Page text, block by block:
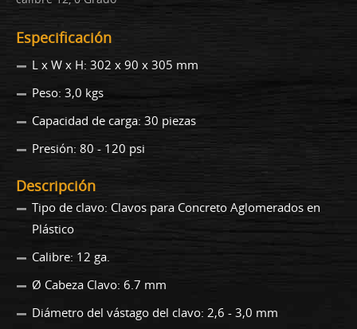
Especificación
L x W x H: 302 x 90 x 305 mm
Peso: 3,0 kgs
Capacidad de carga: 30 piezas
Presión: 80 - 120 psi
Descripción
Tipo de clavo: Clavos para Concreto Aglomerados en
Plástico
Calibre: 12 ga.
Ø Cabeza Clavo: 6.7 mm
Diámetro del vástago del clavo: 2,6 - 3,0 mm